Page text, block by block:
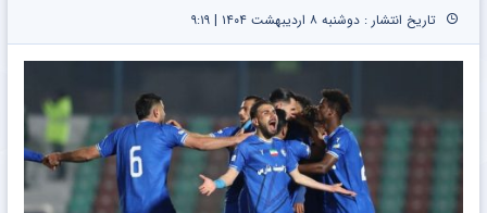
تاریخ انتشار : دوشنبه ۸ اردیبهشت ۱۴۰۴ | ۹:۱۹